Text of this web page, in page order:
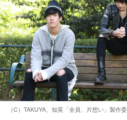
（C）TAKUYA、知英「全員、片想い」製作